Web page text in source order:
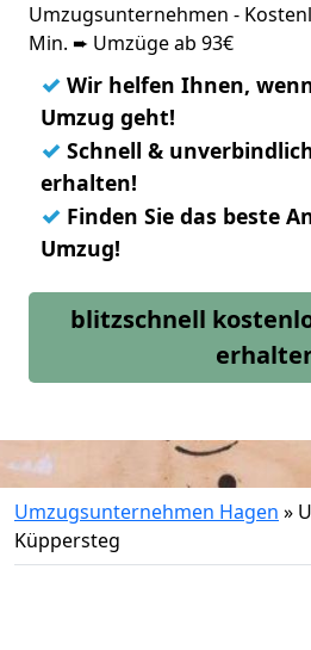
Umzugsunternehmen -
Min. ➨ Umzüge ab 93€
✓ Wir helfen Ihnen,
Umzug geht!
✓ Schnell &
erhalten!
✓ Finden Sie das beste
Umzug!
blitzschnell
Umzugsunternehmen Hagen »
Küppersteg